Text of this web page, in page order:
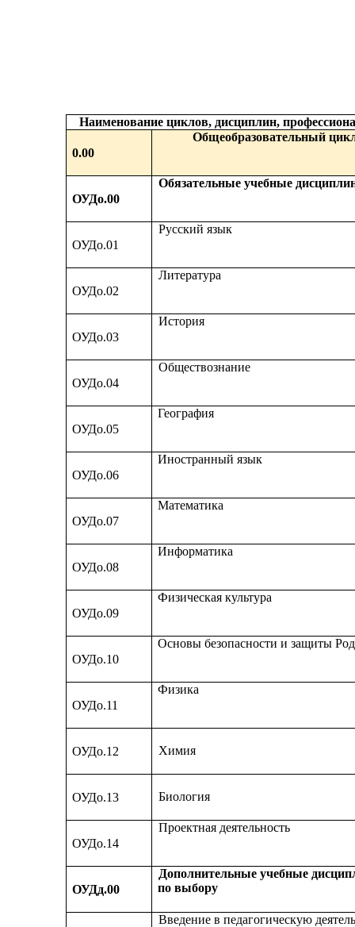
Наименование циклов, дисциплин,
0.00
Общеобразовательный
ОУДо.00
Обязательные учебные
ОУДо.01
Русский язык
ОУДо.02
Литература
ОУДо.03
История
ОУДо.04
Обществознание
ОУДо.05
География
ОУДо.06
Иностранный язык
ОУДо.07
Математика
ОУДо.08
Информатика
ОУДо.09
Физическая культура
ОУДо.10
Основы безопасности и защиты
ОУДо.11
Физика
ОУДо.12 Химия
ОУДо.13 Биология
ОУДо.14
Проектная деятельность
ОУДд.00
Дополнительные учебные
по выбору
Введение в педагогическую